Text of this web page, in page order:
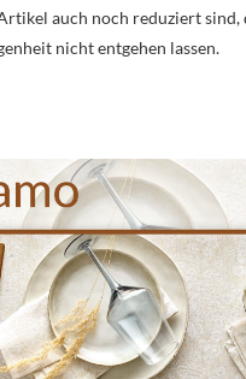
auch noch reduziert sind,
nicht entgehen lassen.